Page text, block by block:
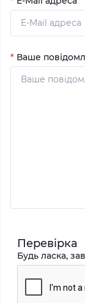
* Ваше
Перевірка
Будь ласка,